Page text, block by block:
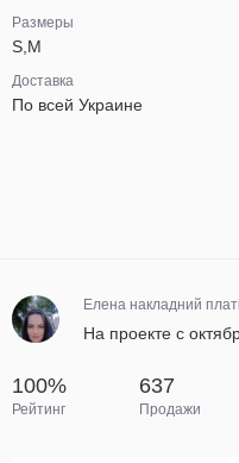
Размеры
S,M
Доставка
По всей Украине
Елена накладний
На проекте с
100%
Рейтинг
637
Продажи